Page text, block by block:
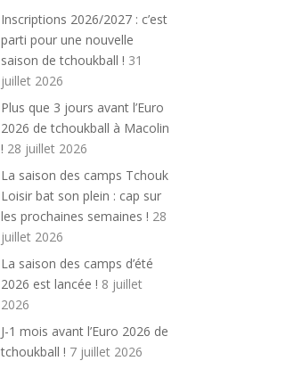
Inscriptions 2026/2027 : c’est
parti pour une nouvelle
saison de tchoukball ! 31
juillet 2026
Plus que 3 jours avant l’Euro
2026 de tchoukball à Macolin
! 28 juillet 2026
La saison des camps Tchouk
Loisir bat son plein : cap sur
les prochaines semaines ! 28
juillet 2026
La saison des camps d’été
2026 est lancée ! 8 juillet
2026
J-1 mois avant l’Euro 2026 de
tchoukball ! 7 juillet 2026